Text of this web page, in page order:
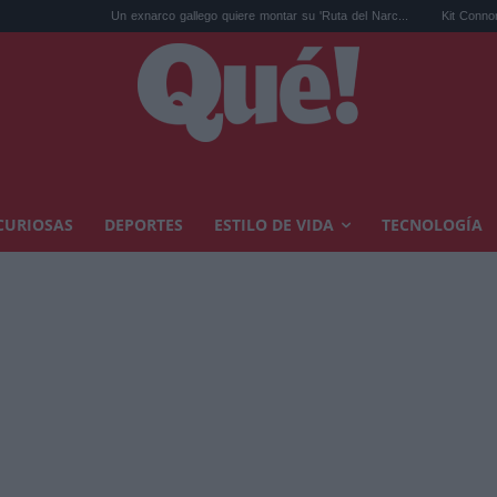
Un exnarco gallego quiere montar su 'Ruta del Narc... Kit Connor será Cíclope
DEPORTES ESTILO DE VIDA TECNOLOGÍA